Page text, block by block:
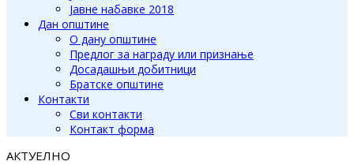
Јавне набавке 2018
Дан општине
О дану општине
Предлог за награду или признање
Досадашњи добитници
Братске општине
Контакти
Сви контакти
Контакт форма
АКТУЕЛНО